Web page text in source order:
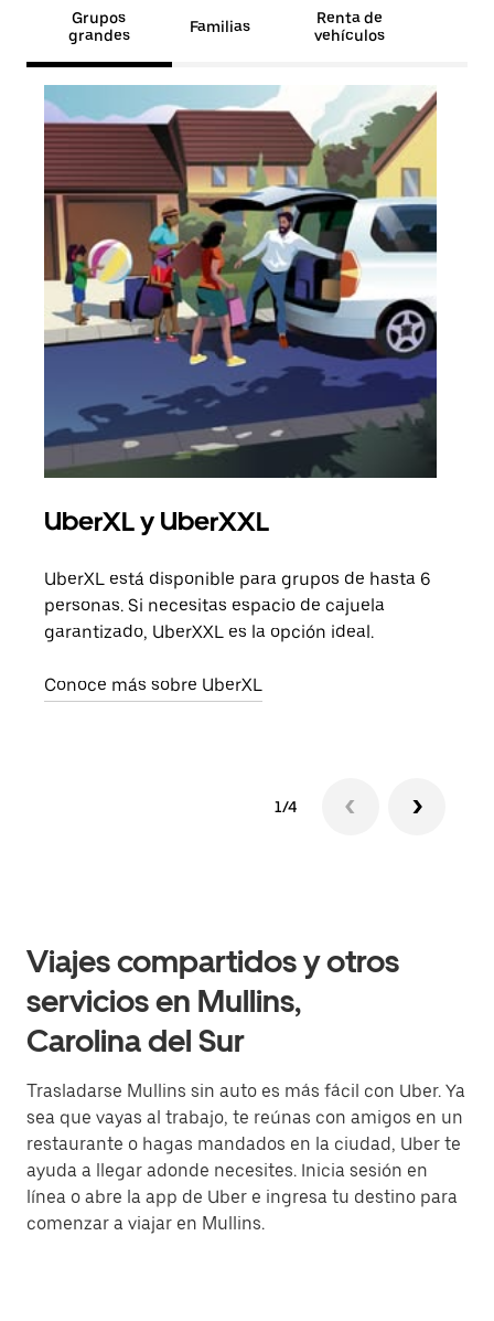
Grupos
grandes
Familias
Renta de
vehículos
UberXL y UberXXL
UberXL está disponible para grupos de hasta 6
personas. Si necesitas espacio de cajuela
garantizado, UberXXL es la opción ideal.
Conoce más sobre UberXL
1/4
Viajes compartidos y otros
servicios en Mullins,
Carolina del Sur
Trasladarse Mullins sin auto es más fácil con Uber. Ya
sea que vayas al trabajo, te reúnas con amigos en un
restaurante o hagas mandados en la ciudad, Uber te
ayuda a llegar adonde necesites. Inicia sesión en
línea o abre la app de Uber e ingresa tu destino para
comenzar a viajar en Mullins.